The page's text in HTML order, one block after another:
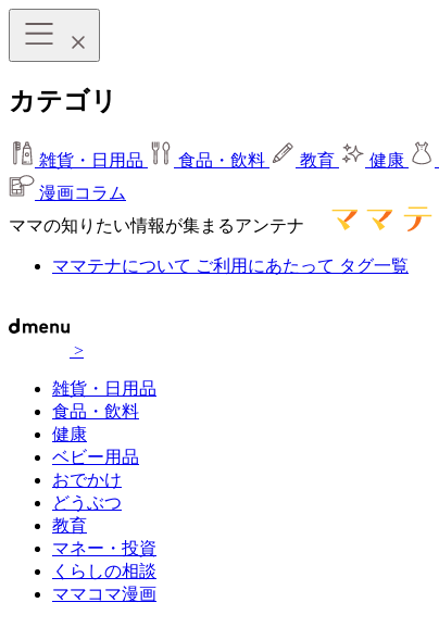
カテゴリ
雑貨・日用品 食品・飲料 教育 健康
漫画コラム
ママの知りたい情報が集まるアンテナ
ママテナについて ご利用にあたって タグ一覧
>
雑貨・日用品
食品・飲料
健康
ベビー用品
おでかけ
どうぶつ
教育
マネー・投資
くらしの相談
ママコマ漫画